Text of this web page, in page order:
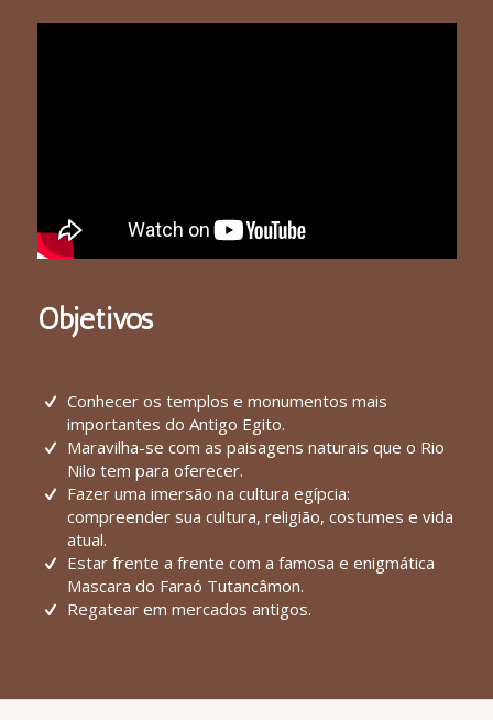
Objetivos
Conhecer os templos e monumentos mais
importantes do Antigo Egito.
Maravilha-se com as paisagens naturais que o Rio
Nilo tem para oferecer.
Fazer uma imersão na cultura egípcia:
compreender sua cultura, religião, costumes e vida
atual.
Estar frente a frente com a famosa e enigmática
Mascara do Faraó Tutancâmon.
Regatear em mercados antigos.